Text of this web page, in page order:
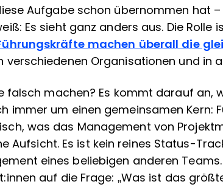
Aufgabe schon übernommen hat
Es sieht ganz anders aus. Die Rolle
machen überall die
verschiedenen Organisationen und in
falsch machen? Es kommt darauf an,
immer um einen gemeinsamen Kern:
was das Management von
Aufsicht. Es ist kein reines Status-
eines beliebigen anderen
auf die Frage: „Was ist das